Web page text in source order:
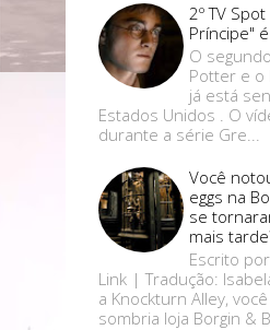
2º TV
Príncipe"
O
Potter e o
já está
Estados Unidos . O
durante a série Gre...
Você
eggs na
se
mais
Escrito
Link | Tradução:
a Knockturn Alley,
sombria loja Borgin &